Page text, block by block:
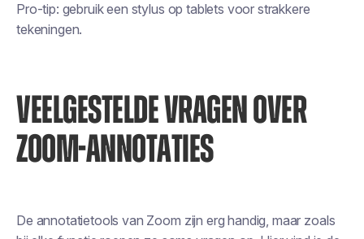
Pro-tip: gebruik een stylus op tablets voor strakkere
tekeningen.
VEELGESTELDE VRAGEN OVER
ZOOM-ANNOTATIES
De annotatietools van Zoom zijn erg handig, maar zoals